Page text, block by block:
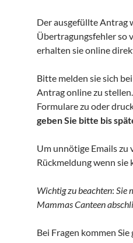
Der ausgefüllte Antrag
Übertragungsfehler so
erhalten sie online
Bitte melden sie sich
Antrag online zu
Formulare zu oder
geben Sie bitte bis
Um unnötige Emails zu
Rückmeldung wenn sie
Wichtig zu beachten: Sie
Mammas Canteen
Bei Fragen kommen